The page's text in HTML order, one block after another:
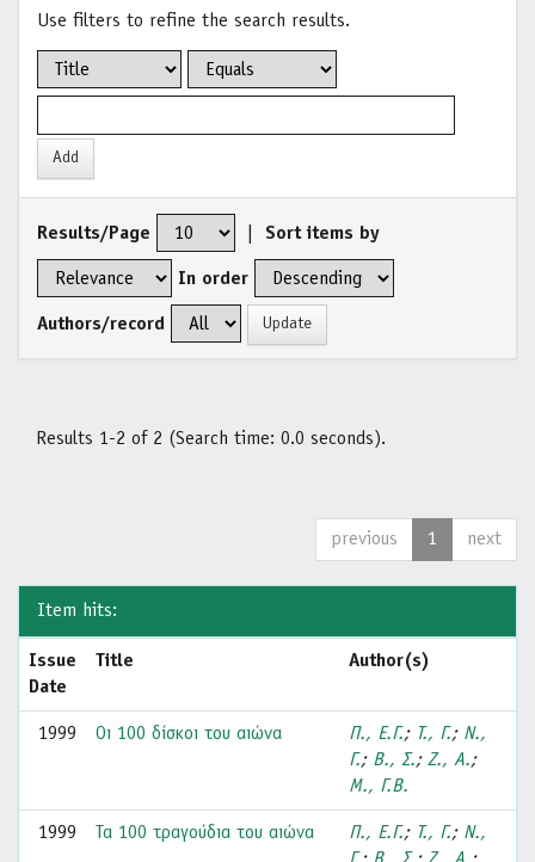
Use filters to refine the search results.
Results/Page Sort items by
In order
Authors/record
Results 1-2 of 2 (Search time: 0.0 seconds).
previous 1 next
Item hits:
Issue
Date
Title Author(s)
1999 Οι 100 δίσκοι του αιώνα Π., Ε.Γ.; Τ., Γ.; Ν.,
Γ.; Β., Σ.; Ζ., Α.;
Μ., Γ.Β.
1999 Τα 100 τραγούδια του αιώνα Π., Ε.Γ.; Τ., Γ.; Ν.,